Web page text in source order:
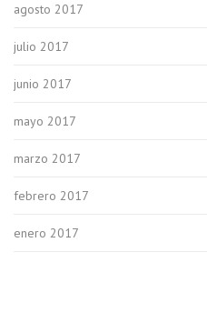
agosto 2017
julio 2017
junio 2017
mayo 2017
marzo 2017
febrero 2017
enero 2017